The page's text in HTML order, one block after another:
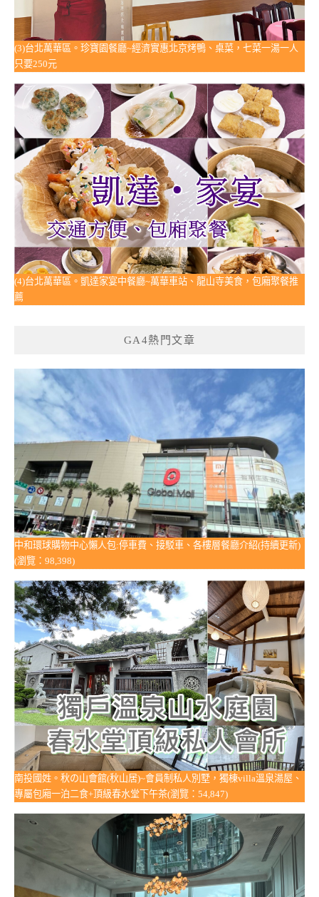
(3)台北萬華區。珍寶園餐廳~經濟實惠北京烤鴨、桌菜，七菜一湯一人
只要250元
(4)台北萬華區。凱達家宴中餐廳~萬華車站、龍山寺美食，包廂聚餐推
薦
GA4熱門文章
中和環球購物中心懶人包:停車費、接駁車、各樓層餐廳介紹(持續更新)
(瀏覽：98,398)
南投國姓。秋の山會館(秋山居)~會員制私人別墅，獨棟villa溫泉湯屋、
專屬包廂一泊二食+頂級春水堂下午茶(瀏覽：54,847)